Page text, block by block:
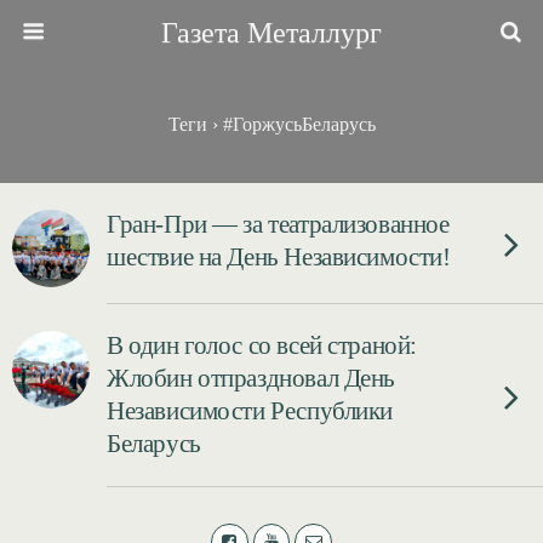
Газета Металлург
Теги › #ГоржусьБеларусь
Гран-При — за театрализованное
шествие на День Независимости!
В один голос со всей страной:
Жлобин отпраздновал День
Независимости Республики
Беларусь